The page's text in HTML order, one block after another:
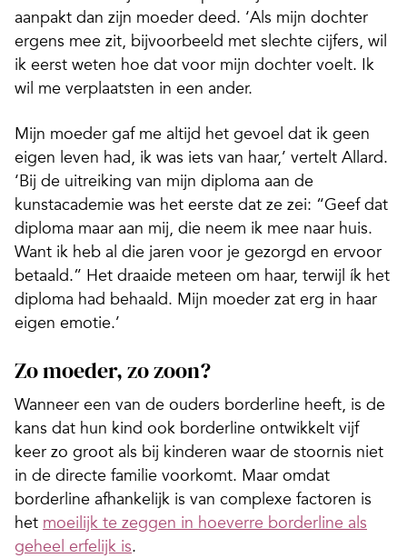
aanpakt dan zijn moeder deed. ‘Als mijn dochter
ergens mee zit, bijvoorbeeld met slechte cijfers, wil
ik eerst weten hoe dat voor mijn dochter voelt. Ik
wil me verplaatsten in een ander.
Mijn moeder gaf me altijd het gevoel dat ik geen
eigen leven had, ik was iets van haar,’ vertelt Allard.
‘Bij de uitreiking van mijn diploma aan de
kunstacademie was het eerste dat ze zei: “Geef dat
diploma maar aan mij, die neem ik mee naar huis.
Want ik heb al die jaren voor je gezorgd en ervoor
betaald.” Het draaide meteen om haar, terwijl ík het
diploma had behaald. Mijn moeder zat erg in haar
eigen emotie.’
Zo moeder, zo zoon?
Wanneer een van de ouders borderline heeft, is de
kans dat hun kind ook borderline ontwikkelt vijf
keer zo groot als bij kinderen waar de stoornis niet
in de directe familie voorkomt. Maar omdat
borderline afhankelijk is van complexe factoren is
het moeilijk te zeggen in hoeverre borderline als
geheel erfelijk is.